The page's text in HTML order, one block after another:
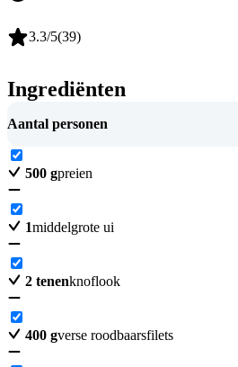
3.3/5(39)
Ingrediënten
Aantal personen
500 gpreien
1middelgrote ui
2 tenenknoflook
400 gverse roodbaarsfilets